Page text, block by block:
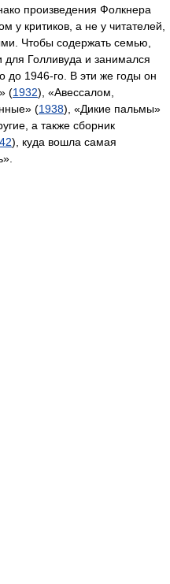
произведения Фолкнера
у критиков, а не у читателей,
Чтобы содержать семью,
Голливуда и занимался
до 1946-го. В эти же годы он
(1932), «Авессалом,
(1938), «Дикие пальмы»
а также сборник
), куда вошла самая